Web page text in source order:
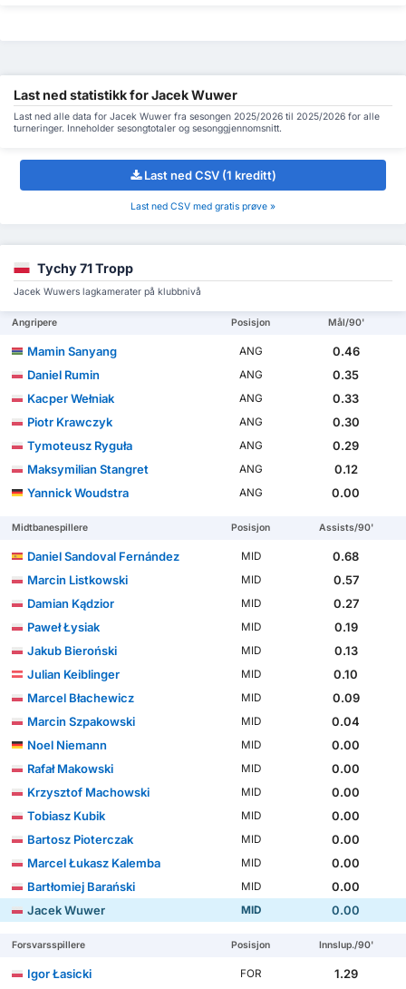
Last ned statistikk for Jacek Wuwer
Last ned alle data for Jacek Wuwer fra sesongen 2025/2026 til 2025/2026 for alle
turneringer. Inneholder sesongtotaler og sesonggjennomsnitt.
Last ned CSV (1 kreditt)
Last ned CSV med gratis prøve »
Tychy 71 Tropp
Jacek Wuwers lagkamerater på klubbnivå
Angripere Posisjon Mål/90'
Mamin Sanyang ANG
0.46
Daniel Rumin
ANG
0.35
Kacper Wełniak
ANG
0.33
Piotr Krawczyk
ANG
0.30
Tymoteusz Ryguła
ANG
0.29
Maksymilian Stangret
ANG
0.12
Yannick Woudstra
ANG 0.00
Midtbanespillere Posisjon Assists/90'
Daniel Sandoval Fernández MID
0.68
Marcin Listkowski
MID
0.57
Damian Kądzior
MID
0.27
Paweł Łysiak
MID
0.19
Jakub Bieroński
MID
0.13
Julian Keiblinger
MID
0.10
Marcel Błachewicz
MID
0.09
Marcin Szpakowski
MID
0.04
Noel Niemann
MID
0.00
Rafał Makowski
MID
0.00
Krzysztof Machowski
MID
0.00
Tobiasz Kubik
MID
0.00
Bartosz Pioterczak
MID
0.00
Marcel Łukasz Kalemba
MID
0.00
Bartłomiej Barański
MID
0.00
Jacek Wuwer
MID 0.00
Forsvarsspillere Posisjon Innslup./90'
Igor Łasicki FOR
1.29